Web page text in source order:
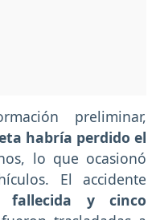
preliminar,
habría perdido el
lo que ocasionó
El accidente
fallecida y cinco